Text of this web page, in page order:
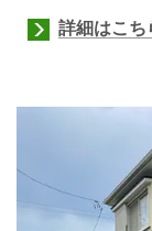
詳細はこち